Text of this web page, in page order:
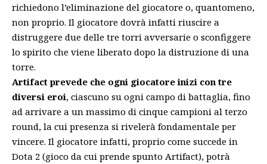
richiedono l’eliminazione del giocatore o, quantomeno,
non proprio. Il giocatore dovrà infatti riuscire a
distruggere due delle tre torri avversarie o sconfiggere
lo spirito che viene liberato dopo la distruzione di una
torre.
Artifact prevede che ogni giocatore inizi con tre
diversi eroi, ciascuno su ogni campo di battaglia, fino
ad arrivare a un massimo di cinque campioni al terzo
round, la cui presenza si rivelerà fondamentale per
vincere. Il giocatore infatti, proprio come succede in
Dota 2 (gioco da cui prende spunto Artifact), potrà